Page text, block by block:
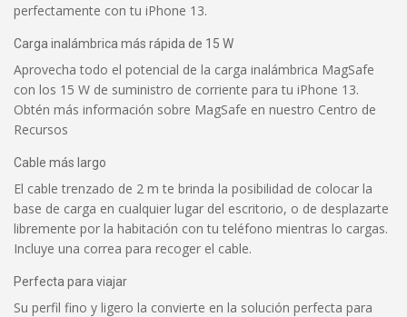
perfectamente con tu iPhone 13.
Carga inalámbrica más rápida de 15 W
Aprovecha todo el potencial de la carga inalámbrica MagSafe
con los 15 W de suministro de corriente para tu iPhone 13.
Obtén más información sobre MagSafe en nuestro Centro de
Recursos
Cable más largo
El cable trenzado de 2 m te brinda la posibilidad de colocar la
base de carga en cualquier lugar del escritorio, o de desplazarte
libremente por la habitación con tu teléfono mientras lo cargas.
Incluye una correa para recoger el cable.
Perfecta para viajar
Su perfil fino y ligero la convierte en la solución perfecta para